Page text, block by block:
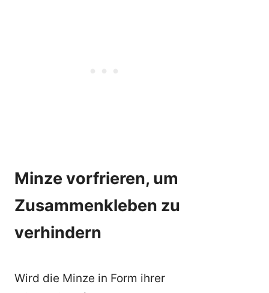
Minze vorfrieren, um
Zusammenkleben zu
verhindern
Wird die Minze in Form ihrer